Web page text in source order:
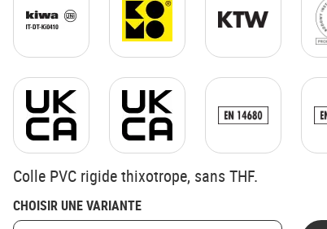
Colle PVC rigide thixotrope, sans THF.
CHOISIR UNE VARIANTE